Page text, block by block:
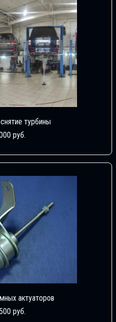
турбины
руб.
актуаторов
руб.